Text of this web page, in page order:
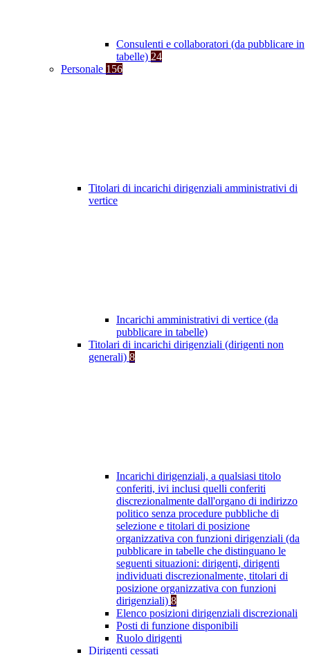
Consulenti e collaboratori (da pubblicare in
tabelle) 24
Personale 156
Titolari di incarichi dirigenziali amministrativi di
vertice
Incarichi amministrativi di vertice (da
pubblicare in tabelle)
Titolari di incarichi dirigenziali (dirigenti non
generali) 8
Incarichi dirigenziali, a qualsiasi titolo
conferiti, ivi inclusi quelli conferiti
discrezionalmente dall'organo di indirizzo
politico senza procedure pubbliche di
selezione e titolari di posizione
organizzativa con funzioni dirigenziali (da
pubblicare in tabelle che distinguano le
seguenti situazioni: dirigenti, dirigenti
individuati discrezionalmente, titolari di
posizione organizzativa con funzioni
dirigenziali) 8
Elenco posizioni dirigenziali discrezionali
Posti di funzione disponibili
Ruolo dirigenti
Dirigenti cessati